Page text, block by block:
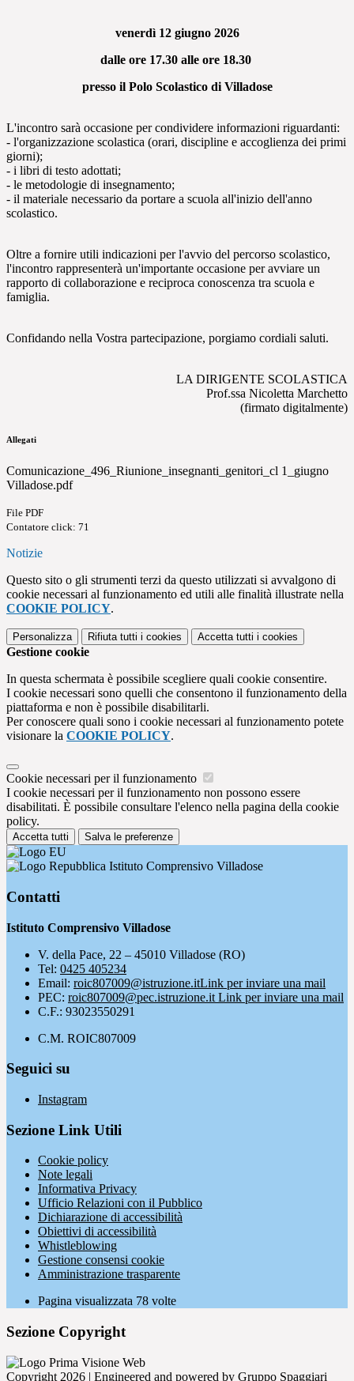
venerdì 12 giugno 2026
dalle ore 17.30 alle ore 18.30
presso il Polo Scolastico di Villadose
L'incontro sarà occasione per condividere informazioni riguardanti:
- l'organizzazione scolastica (orari, discipline e accoglienza dei primi
giorni);
- i libri di testo adottati;
- le metodologie di insegnamento;
- il materiale necessario da portare a scuola all'inizio dell'anno
scolastico.
Oltre a fornire utili indicazioni per l'avvio del percorso scolastico,
l'incontro rappresenterà un'importante occasione per avviare un
rapporto di collaborazione e reciproca conoscenza tra scuola e
famiglia.
Confidando nella Vostra partecipazione, porgiamo cordiali saluti.
LA DIRIGENTE SCOLASTICA
Prof.ssa Nicoletta Marchetto
(firmato digitalmente)
Allegati
Comunicazione_496_Riunione_insegnanti_genitori_cl 1_giugno
Villadose.pdf
File PDF
Contatore click: 71
Notizie
Questo sito o gli strumenti terzi da questo utilizzati si avvalgono di
cookie necessari al funzionamento ed utili alle finalità illustrate nella
COOKIE POLICY.
Personalizza Rifiuta tutti i cookies Accetta tutti i cookies
Gestione cookie
In questa schermata è possibile scegliere quali cookie consentire.
I cookie necessari sono quelli che consentono il funzionamento della
piattaforma e non è possibile disabilitarli.
Per conoscere quali sono i cookie necessari al funzionamento potete
visionare la COOKIE POLICY.
Cookie necessari per il funzionamento
I cookie necessari per il funzionamento non possono essere
disabilitati. È possibile consultare l'elenco nella pagina della cookie
policy.
Accetta tutti Salva le preferenze
Istituto Comprensivo Villadose
Contatti
Istituto Comprensivo Villadose
V. della Pace, 22 – 45010 Villadose (RO)
Tel: 0425 405234
Email: roic807009@istruzione.itLink per inviare una mail
PEC: roic807009@pec.istruzione.it Link per inviare una mail
C.F.: 93023550291
C.M. ROIC807009
Seguici su
Instagram
Sezione Link Utili
Cookie policy
Note legali
Informativa Privacy
Ufficio Relazioni con il Pubblico
Dichiarazione di accessibilità
Obiettivi di accessibilità
Whistleblowing
Gestione consensi cookie
Amministrazione trasparente
Pagina visualizzata 78 volte
Sezione Copyright
Copyright 2026 | Engineered and powered by Gruppo Spaggiari